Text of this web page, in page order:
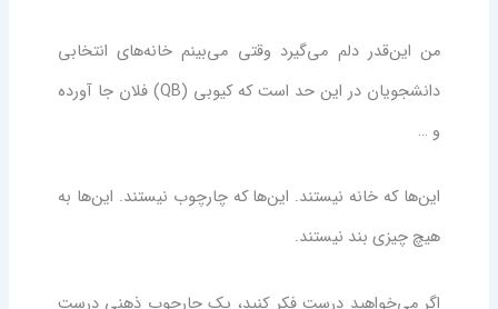
من این‌قدر دلم می‌گیرد وقتی می‌بینم خانه‌های انتخابی
دانشجویان در این حد است که کیوبی (QB) فلان جا آورده
و …
این‌ها که خانه نیستند. این‌ها که چارچوب نیستند. این‌ها به
هیچ چیزی بند نیستند.
اگر می‌خواهید درست فکر کنید، یک چارچوب ذهنی درست